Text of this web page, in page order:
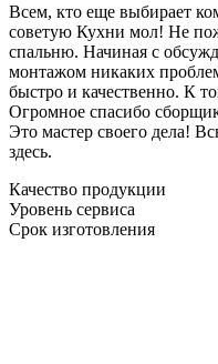
Всем, кто еще выбирает
советую Кухни мол! Не
спальню. Начиная с
монтажом никаких
быстро и качественно. К
Огромное спасибо
Это мастер своего дела!
здесь.
Качество продукции
Уровень сервиса
Срок изготовления